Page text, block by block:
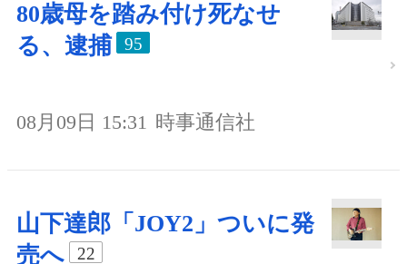
80歳母を踏み付け死なせ
る、逮捕
95
08月09日 15:31 時事通信社
山下達郎「JOY2」ついに発
売へ
22